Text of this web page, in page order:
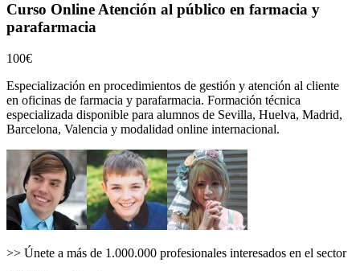
Curso Online Atención al público en farmacia y
parafarmacia
100€
Especialización en procedimientos de gestión y atención al cliente
en oficinas de farmacia y parafarmacia. Formación técnica
especializada disponible para alumnos de Sevilla, Huelva, Madrid,
Barcelona, Valencia y modalidad online internacional.
>> Únete a más de 1.000.000 profesionales interesados en el sector